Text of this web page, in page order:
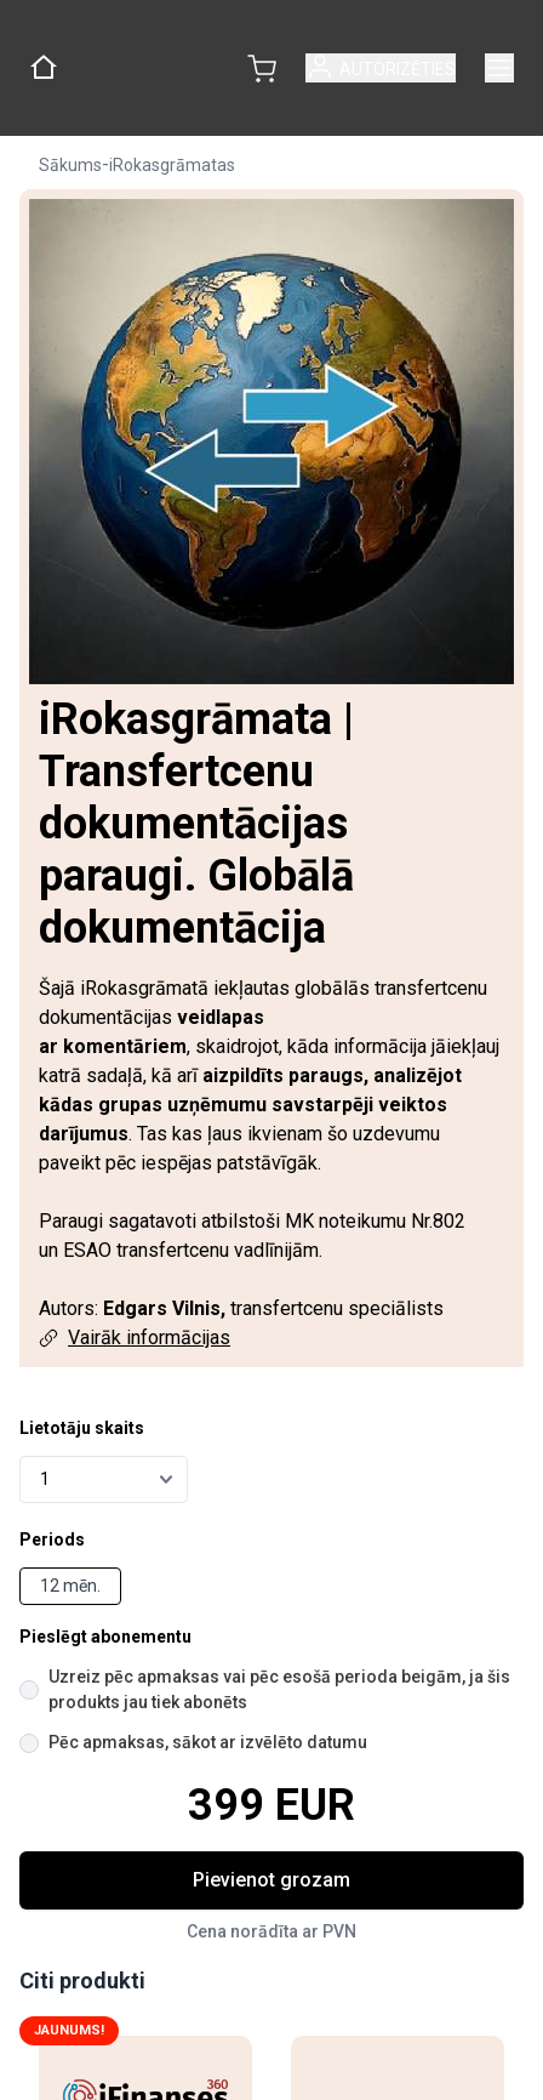
Sākums-iRokasgrāmatas
iRokasgrāmata |
Transfertcenu
dokumentācijas
paraugi. Globālā
dokumentācija
Šajā iRokasgrāmatā iekļautas globālās transfertcenu
dokumentācijas veidlapas
ar komentāriem, skaidrojot, kāda informācija jāiekļauj
katrā sadaļā, kā arī aizpildīts paraugs, analizējot
kādas grupas uzņēmumu savstarpēji veiktos
darījumus. Tas kas ļaus ikvienam šo uzdevumu
paveikt pēc iespējas patstāvīgāk.
Paraugi sagatavoti atbilstoši MK noteikumu Nr.802
un ESAO transfertcenu vadlīnijām.
Autors: Edgars Vilnis, transfertcenu speciālists
Vairāk informācijas
Lietotāju skaits
Periods
12 mēn.
Pieslēgt abonementu
Uzreiz pēc apmaksas vai pēc esošā perioda beigām, ja šis
produkts jau tiek abonēts
Pēc apmaksas, sākot ar izvēlēto datumu
399 EUR
Pievienot grozam
Cena norādīta ar PVN
Citi produkti
JAUNUMS!